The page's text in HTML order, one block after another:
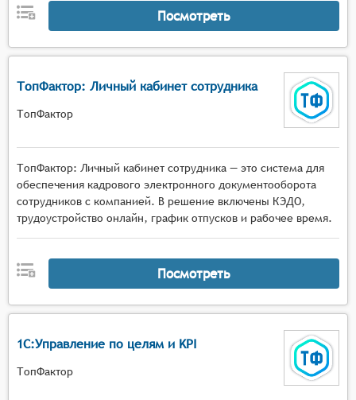
Отчётность о посещаемости. Система должна
предоставлять отчёты о посещаемости
сотрудников, включая информацию о времени
прихода и ухода, отсутствиях и опозданиях.
Отчёты могут быть настроены в соответствии с
требованиями организации.
Уведомления и напоминания. Система может
отправлять уведомления сотрудникам о
необходимости отметиться о прибытии или
уходе, а также напоминать о предстоящих
сменах или событиях.
Интеграция с другими системами. Система
корпоративными системами, такими как
системы учёта рабочего времени,
безопасности и доступа, для обеспечения
повышения эффективности управления.
Настройка прав доступа. Система должна
позволять настраивать права доступа для
Посмотреть
ТопФактор: Личный кабинет сотрудника
ТопФактор
ТопФактор: Личный кабинет сотрудника — это система для
обеспечения кадрового электронного документооборота
сотрудников с компанией. В решение включены КЭДО,
трудоустройство онлайн, график отпусков и рабочее время.
Посмотреть
1С:Управление по целям и KPI
ТопФактор